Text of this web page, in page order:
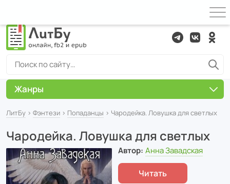
ЛитБу › Фэнтези › Попаданцы › Чародейка. Ловушка для светлых
Чародейка. Ловушка для светлых
Автор: Анна Завадская
Читать
Жанры